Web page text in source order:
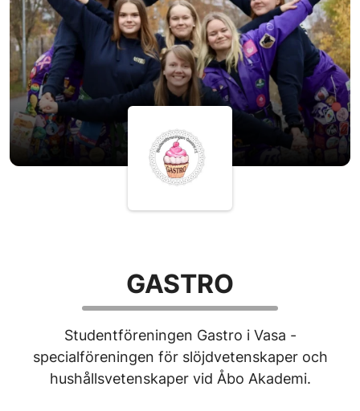
GASTRO
Studentföreningen Gastro i Vasa -
specialföreningen för slöjdvetenskaper och
hushållsvetenskaper vid Åbo Akademi.